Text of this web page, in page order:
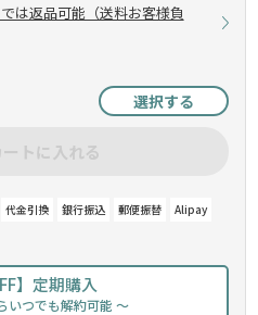
は返品可能（送料お客様負
選択する
トに入れる
代金引換 銀行振込 郵便振替
Alipay
】定期購入
いつでも解約可能 ～